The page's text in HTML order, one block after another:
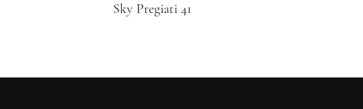
Sky Pregiati 41